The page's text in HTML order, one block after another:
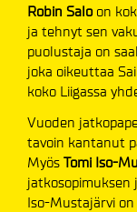
Robin Salo on
ja tehnyt sen
puolustaja on
joka oikeuttaa
koko Liigassa
Vuoden
tavoin kantanut
Myös Tomi Iso-
Iso-Mustajärvi